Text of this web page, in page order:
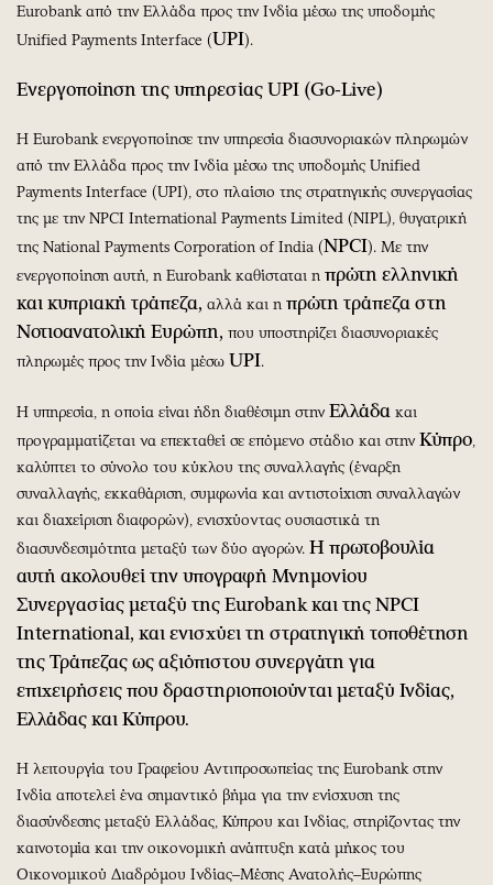
Eurobank από την Ελλάδα προς την Ινδία μέσω της υποδομής
Unified Payments Interface (UPI).
Ενεργοποίηση της υπηρεσίας UPI (Go-Live)
Η Eurobank ενεργοποίησε την υπηρεσία διασυνοριακών πληρωμών
από την Ελλάδα προς την Ινδία μέσω της υποδομής Unified
Payments Interface (UPI), στο πλαίσιο της στρατηγικής συνεργασίας
της με την NPCI International Payments Limited (NIPL), θυγατρική
της National Payments Corporation of India (NPCI). Με την
ενεργοποίηση αυτή, η Eurobank καθίσταται η πρώτη ελληνική
και κυπριακή τράπεζα, αλλά και η πρώτη τράπεζα στη
Νοτιοανατολική Ευρώπη, που υποστηρίζει διασυνοριακές
πληρωμές προς την Ινδία μέσω UPI.
Η υπηρεσία, η οποία είναι ήδη διαθέσιμη στην Ελλάδα και
προγραμματίζεται να επεκταθεί σε επόμενο στάδιο και στην Κύπρο,
καλύπτει το σύνολο του κύκλου της συναλλαγής (έναρξη
συναλλαγής, εκκαθάριση, συμφωνία και αντιστοίχιση συναλλαγών
και διαχείριση διαφορών), ενισχύοντας ουσιαστικά τη
διασυνδεσιμότητα μεταξύ των δύο αγορών. Η πρωτοβουλία
αυτή ακολουθεί την υπογραφή Μνημονίου
Συνεργασίας μεταξύ της Eurobank και της NPCI
International, και ενισχύει τη στρατηγική τοποθέτηση
της Τράπεζας ως αξιόπιστου συνεργάτη για
επιχειρήσεις που δραστηριοποιούνται μεταξύ Ινδίας,
Ελλάδας και Κύπρου.
Η λειτουργία του Γραφείου Αντιπροσωπείας της Eurobank στην
Ινδία αποτελεί ένα σημαντικό βήμα για την ενίσχυση της
διασύνδεσης μεταξύ Ελλάδας, Κύπρου και Ινδίας, στηρίζοντας την
καινοτομία και την οικονομική ανάπτυξη κατά μήκος του
Οικονομικού Διαδρόμου Ινδίας–Μέσης Ανατολής–Ευρώπης